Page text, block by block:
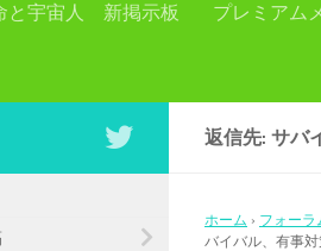
と宇宙人 新掲示板 プレミアム
返信先: サバ
ホーム › フォーラ
バイバル、有事